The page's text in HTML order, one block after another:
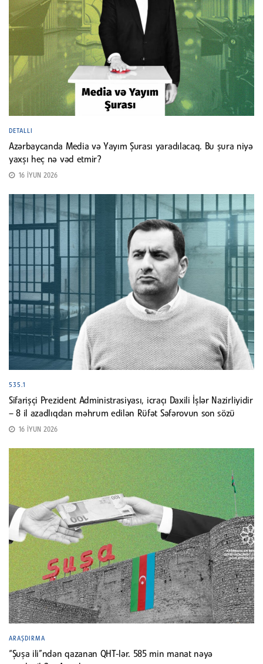
DETALLI
Azərbaycanda Media və Yayım Şurası yaradılacaq. Bu şura niyə
yaxşı heç nə vəd etmir?
16 İYUN 2026
535.1
Sifarişçi Prezident Administrasiyası, icraçı Daxili İşlər Nazirliyidir
– 8 il azadlıqdan məhrum edilən Rüfət Səfərovun son sözü
16 İYUN 2026
ARAŞDIRMA
“Şuşa ili”ndən qazanan QHT-lər. 585 min manat nəyə